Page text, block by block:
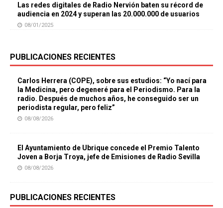
Las redes digitales de Radio Nervión baten su récord de
audiencia en 2024 y superan las 20.000.000 de usuarios
08/01/2025
PUBLICACIONES RECIENTES
Carlos Herrera (COPE), sobre sus estudios: “Yo nací para
la Medicina, pero degeneré para el Periodismo. Para la
radio. Después de muchos años, he conseguido ser un
periodista regular, pero feliz”
08/08/2026
El Ayuntamiento de Ubrique concede el Premio Talento
Joven a Borja Troya, jefe de Emisiones de Radio Sevilla
08/08/2026
PUBLICACIONES RECIENTES